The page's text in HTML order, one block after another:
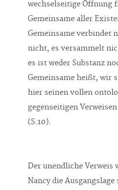
Gemeinsame aller
Gemeinsame verbindet
nicht, es versammelt
es ist weder Substanz
Gemeinsame heißt, wir
hier seinen vollen
gegenseitigen
(S.10).
Nancy die Ausgangslage
Erläuterungen, und das